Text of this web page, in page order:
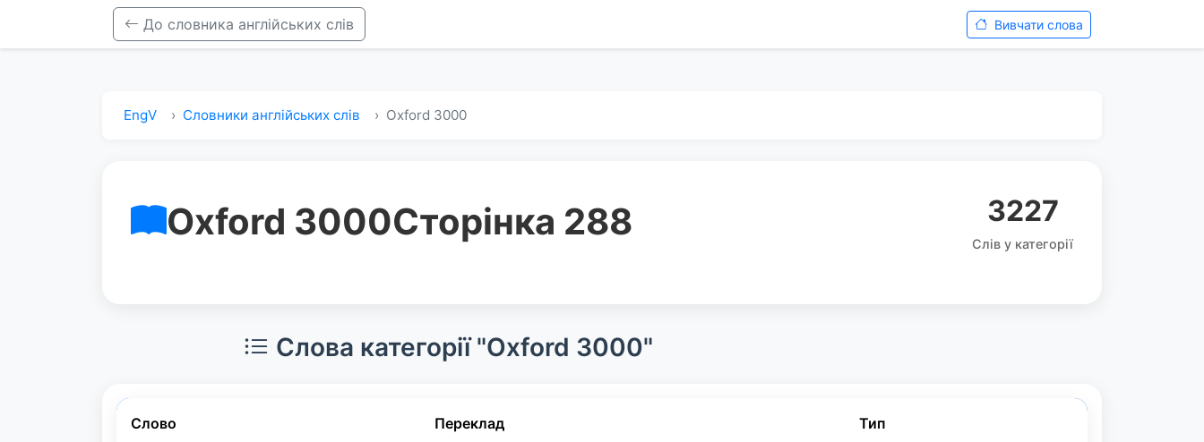
До словника англійських слів Вивчати слова
EngV Словники англійських слів Oxford 3000
Oxford 3000Сторінка 288 3227
Слів у категорії
Слова категорії "Oxford 3000"
Слово Переклад Тип